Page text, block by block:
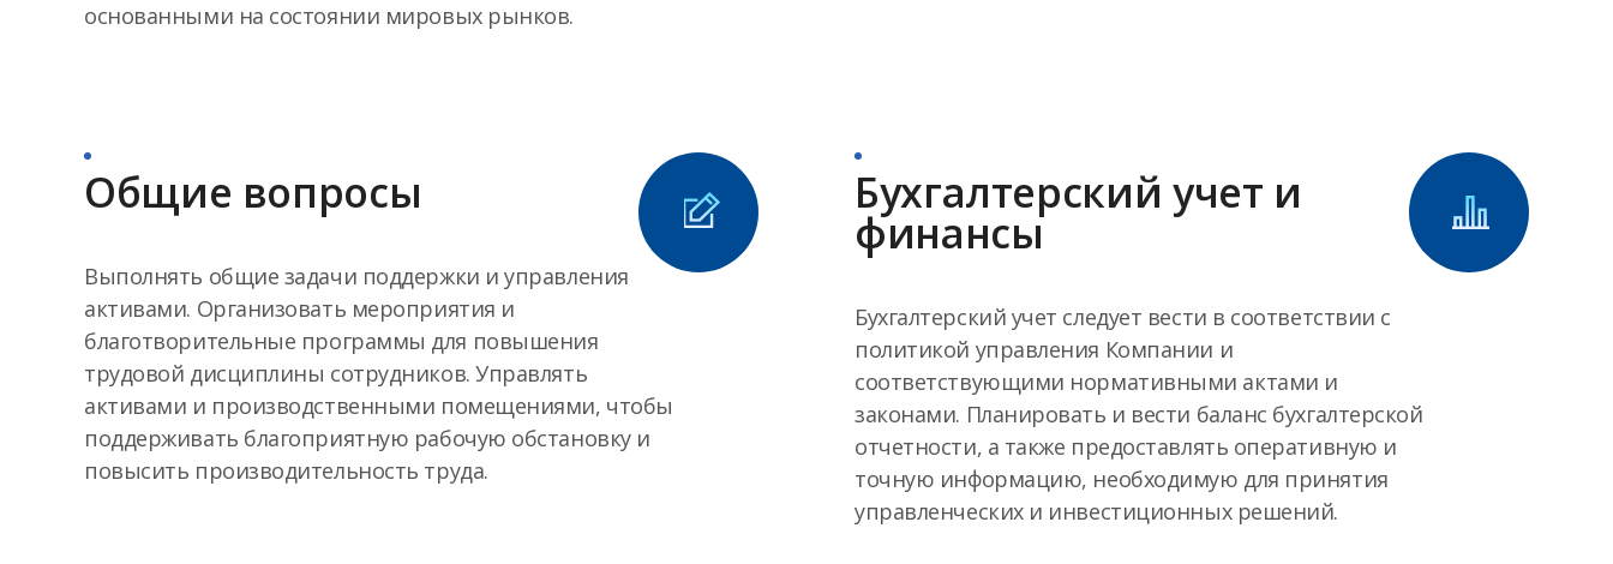
основанными на состоянии мировых рынков.
Общие вопросы
Выполнять общие задачи поддержки и управления
активами. Организовать мероприятия и
благотворительные программы для повышения
трудовой дисциплины сотрудников. Управлять
активами и производственными помещениями, чтобы
поддерживать благоприятную рабочую обстановку и
повысить производительность труда.
Бухгалтерский учет и
финансы
Бухгалтерский учет следует вести в соответствии с
политикой управления Компании и
соответствующими нормативными актами и
законами. Планировать и вести баланс бухгалтерской
отчетности, а также предоставлять оперативную и
точную информацию, необходимую для принятия
управленческих и инвестиционных решений.